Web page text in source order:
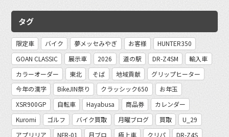
タグ
限定車 バイク 夢メッセみやぎ お客様
HUNTER350
GOAN CLASSIC
展示車 2026 道の駅 DR-Z4SM
輸入車
カラーオーダー
東北 そば 地域貢献
グリップヒーター
今年の漢字
BikeJIN祭り クラッシック650
お年玉
XSR900GP
自転車 Hayabusa 商品券
カレンダー
Kuromi
ゴルフ バイク買取 月曜ブログ 買取
U_29
アプリリア
NFR-01 月ブロ 極上車 クリパ
DR-Z4S